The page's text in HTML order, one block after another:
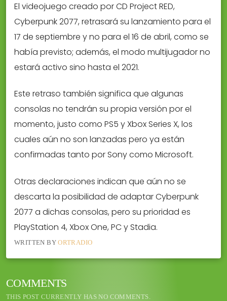
El videojuego creado por CD Project RED,
Cyberpunk 2077, retrasará su lanzamiento para el
17 de septiembre y no para el 16 de abril, como se
había previsto; además, el modo multijugador no
estará activo sino hasta el 2021.
Este retraso también significa que algunas
consolas no tendrán su propia versión por el
momento, justo como PS5 y Xbox Series X, los
cuales aún no son lanzadas pero ya están
confirmadas tanto por Sony como Microsoft.
Otras declaraciones indican que aún no se
descarta la posibilidad de adaptar Cyberpunk
2077 a dichas consolas, pero su prioridad es
PlayStation 4, Xbox One, PC y Stadia.
WRITTEN BYORTRADIO
COMMENTS
THIS POST CURRENTLY HAS NO COMMENTS.